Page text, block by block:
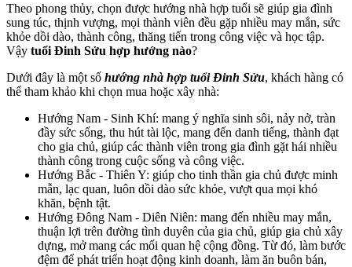
Theo phong thủy, chọn được hướng nhà hợp tuổi sẽ giúp gia đình
sung túc, thịnh vượng, mọi thành viên đều gặp nhiều may mắn, sức
khỏe dồi dào, thành công, thăng tiến trong công việc và học tập.
Vậy tuổi Đinh Sửu hợp hướng nào?
Dưới đây là một số hướng nhà hợp tuổi Đinh Sửu, khách hàng có
thể tham khảo khi chọn mua hoặc xây nhà:
Hướng Nam - Sinh Khí: mang ý nghĩa sinh sôi, nảy nở, tràn
đầy sức sống, thu hút tài lộc, mang đến danh tiếng, thành đạt
cho gia chủ, giúp các thành viên trong gia đình gặt hái nhiều
thành công trong cuộc sống và công việc.
Hướng Bắc - Thiên Y: giúp cho tinh thần gia chủ được minh
mẫn, lạc quan, luôn dồi dào sức khỏe, vượt qua mọi khó
khăn, bệnh tật.
Hướng Đông Nam - Diên Niên: mang đến nhiều may mắn,
thuận lợi trên đường tình duyên của gia chủ, giúp gia chủ xây
dựng, mở mang các mối quan hệ cộng đồng. Từ đó, làm bước
đệm để phát triển hoạt động kinh doanh, làm ăn buôn bán,